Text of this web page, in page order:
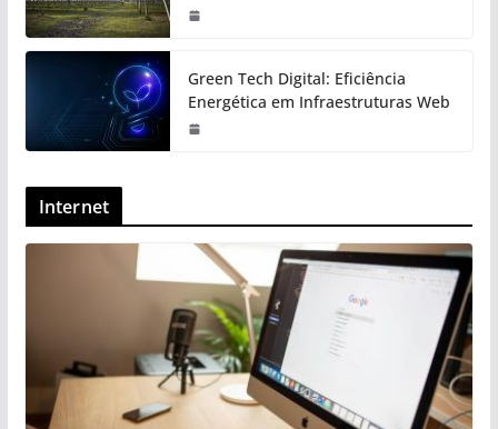
Green Tech Digital: Eficiência
Energética em Infraestruturas Web
Internet